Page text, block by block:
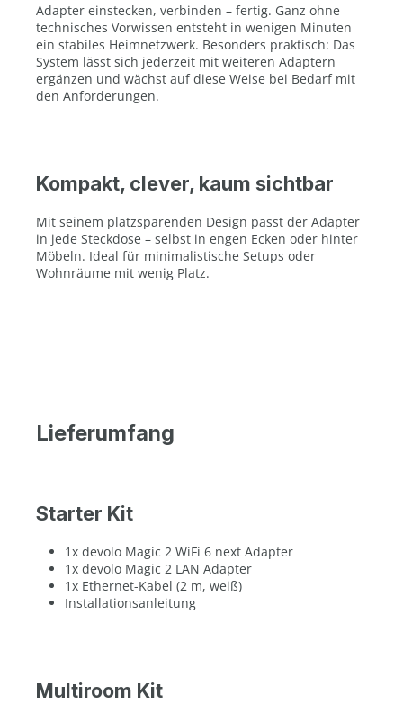
Adapter einstecken, verbinden – fertig. Ganz ohne
technisches Vorwissen entsteht in wenigen Minuten
ein stabiles Heimnetzwerk. Besonders praktisch: Das
System lässt sich jederzeit mit weiteren Adaptern
ergänzen und wächst auf diese Weise bei Bedarf mit
den Anforderungen.
Kompakt, clever, kaum sichtbar
Mit seinem platzsparenden Design passt der Adapter
in jede Steckdose – selbst in engen Ecken oder hinter
Möbeln. Ideal für minimalistische Setups oder
Wohnräume mit wenig Platz.
Lieferumfang
Starter Kit
1x devolo Magic 2 WiFi 6 next Adapter
1x devolo Magic 2 LAN Adapter
1x Ethernet-Kabel (2 m, weiß)
Installationsanleitung
Multiroom Kit